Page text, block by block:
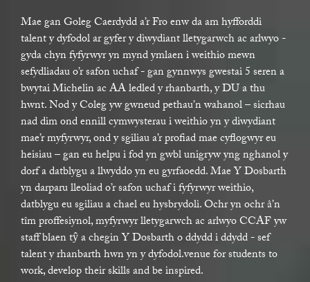
Mae gan Goleg Caerdydd a’r Fro enw da am hyfforddi
talent y dyfodol ar gyfer y diwydiant lletygarwch ac arlwyo -
gyda chyn fyfyrwyr yn mynd ymlaen i weithio mewn
sefydliadau o’r safon uchaf - gan gynnwys gwestai 5 seren a
bwytai Michelin ac AA ledled y rhanbarth, y DU a thu
hwnt. Nod y Coleg yw gwneud pethau’n wahanol – sicrhau
nad dim ond ennill cymwysterau i weithio yn y diwydiant
mae’r myfyrwyr, ond y sgiliau a’r profiad mae cyflogwyr eu
heisiau – gan eu helpu i fod yn gwbl unigryw yng nghanol y
dorf a datblygu a llwyddo yn eu gyrfaoedd. Mae Y Dosbarth
yn darparu lleoliad o’r safon uchaf i fyfyrwyr weithio,
datblygu eu sgiliau a chael eu hysbrydoli. Ochr yn ochr â’n
tîm proffesiynol, myfyrwyr lletygarwch ac arlwyo CCAF yw
staff blaen tŷ a chegin Y Dosbarth o ddydd i ddydd - sef
talent y rhanbarth hwn yn y dyfodol.venue for students to
work, develop their skills and be inspired.